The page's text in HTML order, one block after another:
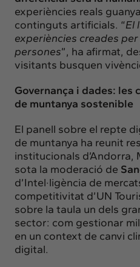
experiències reals
continguts artificials. “El
experiències creades
persones”, ha afirmat,
visitants busquen
Governança i dades: les
de muntanya sostenible
El panell sobre el repte
de muntanya ha reunit
institucionals
sota la moderació de
d’Intel·ligència de
competitivitat d’UN
sobre la taula un dels
sector: com gestionar
en un context de canvi
digital.